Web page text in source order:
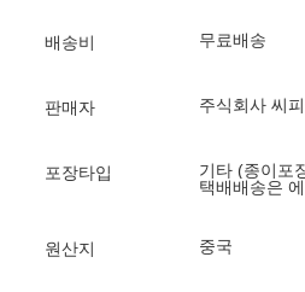
배송비 무료배송
판매자 주식회사 씨
포장타입
기타 (종이포
택배배송은
원산지 중국